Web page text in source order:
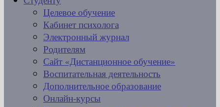
Целевое обучение
Кабинет психолога
Электронный журнал
Родителям
Сайт «Дистанционное обучение»
Воспитательная деятельность
Дополнительное образование
Онлайн-курсы